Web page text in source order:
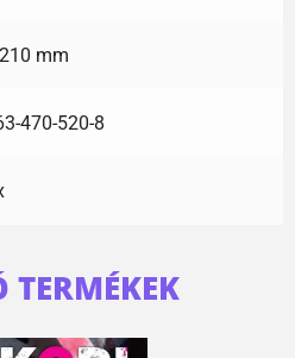
mm
470-520-8
TERMÉKEK